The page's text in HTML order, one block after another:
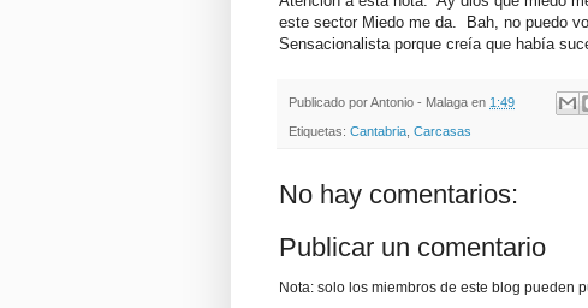
este sector Miedo me da. Bah, no puedo
Sensacionalista porque creía que había
Publicado porAntonio - Malaga en 1:49
Etiquetas: Cantabria Carcasas
No hay comentarios:
Publicar un comentario
Nota: solo los miembros de este blog pueden